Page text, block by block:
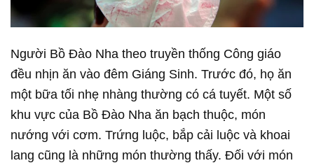
Người Bồ Đào Nha theo truyền thống Công giáo
đều nhịn ăn vào đêm Giáng Sinh. Trước đó, họ ăn
một bữa tối nhẹ nhàng thường có cá tuyết. Một số
khu vực của Bồ Đào Nha ăn bạch thuộc, món
nướng với cơm. Trứng luộc, bắp cải luộc và khoai
lang cũng là những món thường thấy. Đối với món